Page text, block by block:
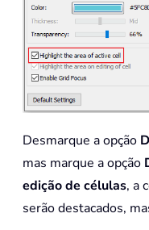
Desmarque a opção
mas marque a opção
edição de células, a
serão destacados,